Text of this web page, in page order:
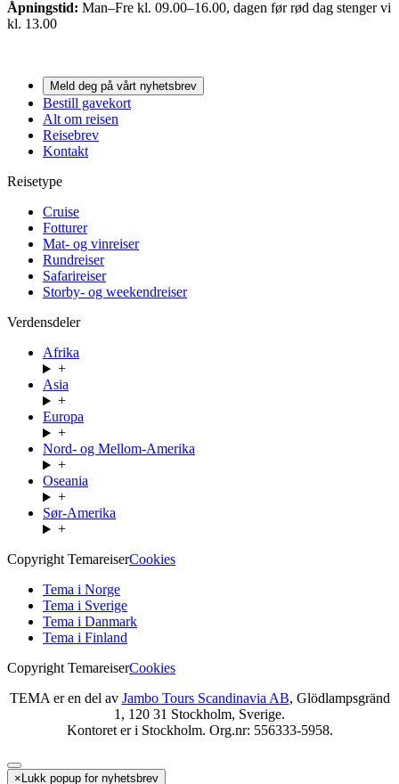
Åpningstid: Man–Fre kl. 09.00–16.00, dagen før rød dag stenger vi
kl. 13.00
Meld deg på vårt nyhetsbrev
Bestill gavekort
Alt om reisen
Reisebrev
Kontakt
Reisetype
Cruise
Fotturer
Mat- og vinreiser
Rundreiser
Safarireiser
Storby- og weekendreiser
Verdensdeler
Afrika
+
Asia
+
Europa
+
Nord- og Mellom-Amerika
+
Oseania
+
Sør-Amerika
+
Copyright TemareiserCookies
Tema i Norge
Tema i Sverige
Tema i Danmark
Tema i Finland
Copyright TemareiserCookies
TEMA er en del av Jambo Tours Scandinavia AB, Glödlampsgränd
1, 120 31 Stockholm, Sverige.
Kontoret er i Stockholm. Org.nr: 556333-5958.
× Lukk popup for nyhetsbrev